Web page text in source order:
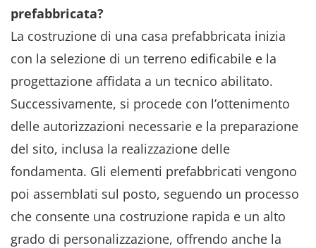
prefabbricata?
La costruzione di una casa prefabbricata inizia
con la selezione di un terreno edificabile e la
progettazione affidata a un tecnico abilitato.
Successivamente, si procede con l’ottenimento
delle autorizzazioni necessarie e la preparazione
del sito, inclusa la realizzazione delle
fondamenta. Gli elementi prefabbricati vengono
poi assemblati sul posto, seguendo un processo
che consente una costruzione rapida e un alto
grado di personalizzazione, offrendo anche la